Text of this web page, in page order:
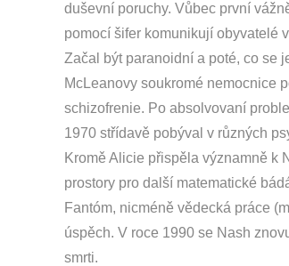
duševní poruchy. Vůbec první
pomocí šifer komunikují obyvatelé
Začal být paranoidní a poté, co se
McLeanovy soukromé nemocnice
schizofrenie. Po absolvovaní
1970 střídavě pobýval v různých
Kromě Alicie přispěla významně k
prostory pro další matematické
Fantóm, nicméně vědecká práce
úspěch. V roce 1990 se Nash
smrti.